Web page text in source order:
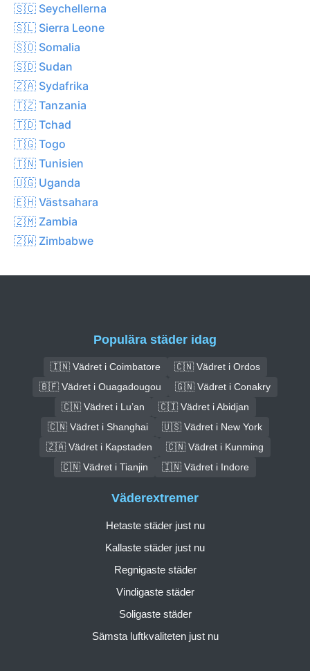
🇸🇨 Seychellerna
🇸🇱 Sierra Leone
🇸🇴 Somalia
🇸🇩 Sudan
🇿🇦 Sydafrika
🇹🇿 Tanzania
🇹🇩 Tchad
🇹🇬 Togo
🇹🇳 Tunisien
🇺🇬 Uganda
🇪🇭 Västsahara
🇿🇲 Zambia
🇿🇼 Zimbabwe
Populära städer idag
🇮🇳 Vädret i Coimbatore
🇨🇳 Vädret i Ordos
🇧🇫 Vädret i Ouagadougou
🇬🇳 Vädret i Conakry
🇨🇳 Vädret i Lu’an
🇨🇮 Vädret i Abidjan
🇨🇳 Vädret i Shanghai
🇺🇸 Vädret i New York
🇿🇦 Vädret i Kapstaden
🇨🇳 Vädret i Kunming
🇨🇳 Vädret i Tianjin
🇮🇳 Vädret i Indore
Väderextremer
Hetaste städer just nu
Kallaste städer just nu
Regnigaste städer
Vindigaste städer
Soligaste städer
Sämsta luftkvaliteten just nu